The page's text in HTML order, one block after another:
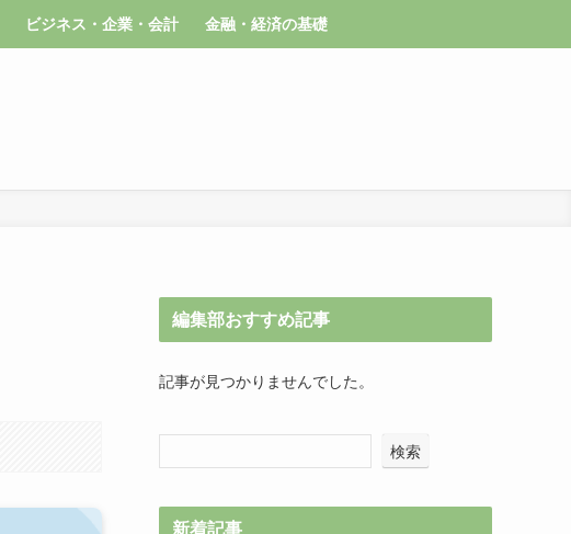
ビジネス・企業・会計 金融・経済の基礎
編集部おすすめ記事
記事が見つかりませんでした。
検索
新着記事